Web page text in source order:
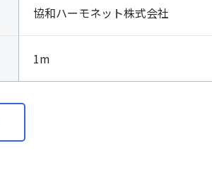
協和ハーモネット株式会社
1m